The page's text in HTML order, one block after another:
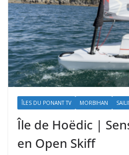
ÎLES DU PONANT TV MORBIHAN
Île de Hoëdic |
en Open Skiff